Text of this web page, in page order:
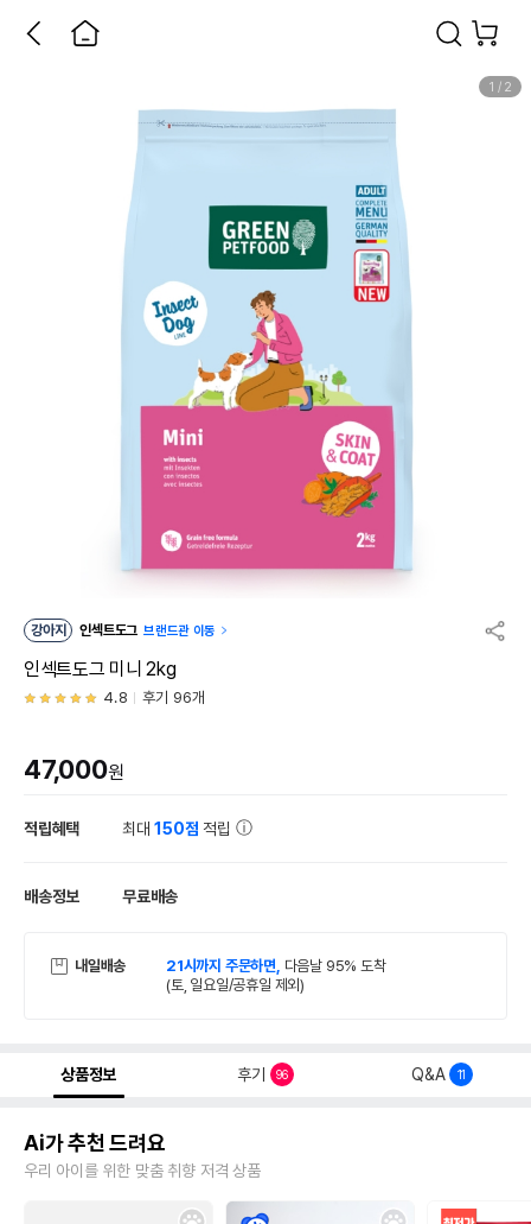
1 / 2
강아지 인섹트도그 브랜드관 이동
인섹트도그 미니 2kg
4.8 후기 96개
47,000원
적립혜택 최대150점 적립
배송정보 무료배송
내일배송 21시까지 주문하면, 다음날 95% 도착
(토, 일요일/공휴일 제외)
상품정보 후기 96 Q&A 11
Ai가 추천 드려요
우리 아이를 위한 맞춤 취향 저격 상품